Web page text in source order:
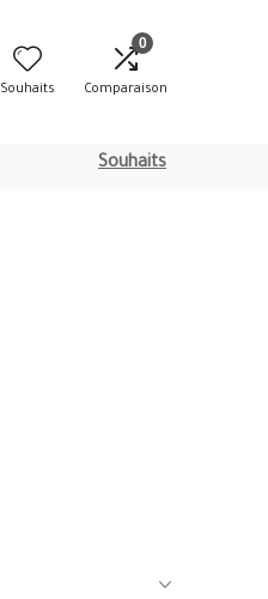
Souhaits
0
Comparaison
Souhaits